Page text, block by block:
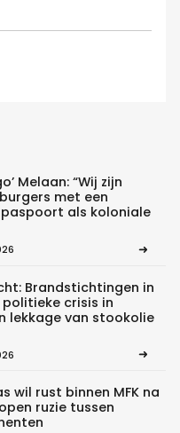
Melaan: “Wij zijn
met een
als koloniale
Brandstichtingen in
crisis in
lekkage van stookolie
wil rust binnen MFK na
ruzie tussen